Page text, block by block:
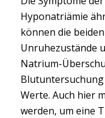
Hyponatriämie
können die
Unruhezustände
Natrium-
Werte. Auch hier
werden, um eine